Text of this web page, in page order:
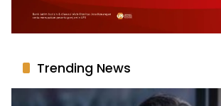
Trending News